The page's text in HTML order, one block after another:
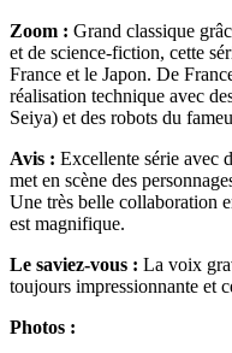
Zoom : Grand classique
et de science-fiction, cette
France et le Japon. De
réalisation technique avec
Seiya) et des robots du
Avis : Excellente série avec
met en scène des
Une très belle collaboration
est magnifique.
Le saviez-vous : La voix
toujours impressionnante et
Photos :